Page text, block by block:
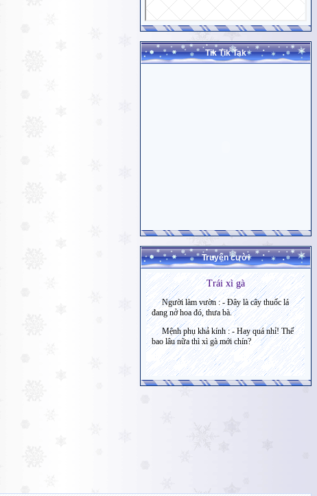
Tik Tik Tak
Truyện cười